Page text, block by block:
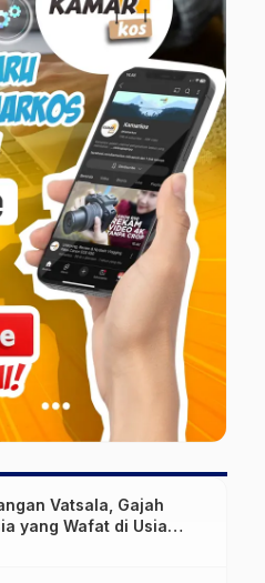
Vatsala, Gajah
yang Wafat di Usia
Tahun